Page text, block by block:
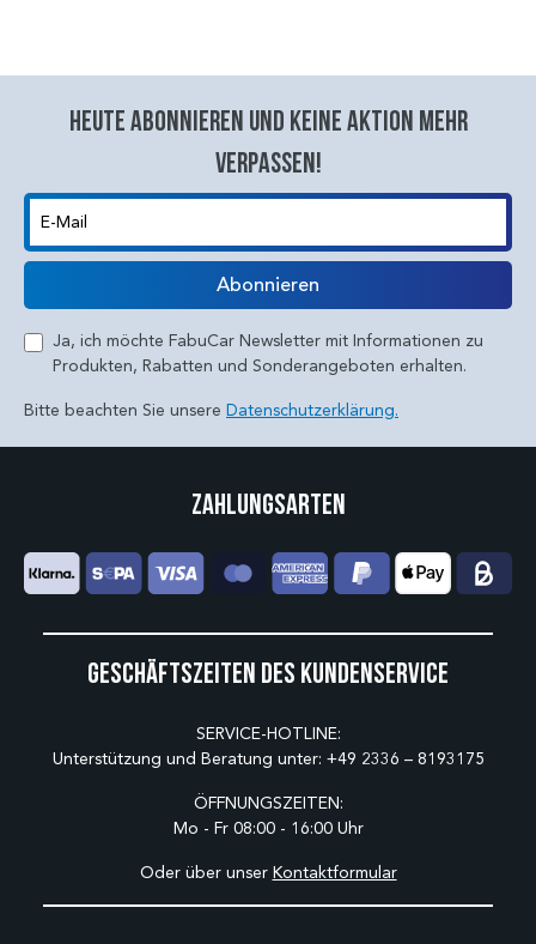
Heute abonnieren und keine aktion mehr
verpassen!
E-Mail
Abonnieren
Ja, ich möchte FabuCar Newsletter mit Informationen zu
Produkten, Rabatten und Sonderangeboten erhalten.
Bitte beachten Sie unsere Datenschutzerklärung.
Geschäftszeiten des Kundenservice
SERVICE-HOTLINE:
Unterstützung und Beratung unter: +49 2336 – 8193175
ÖFFNUNGSZEITEN:
Mo - Fr 08:00 - 16:00 Uhr
Oder über unser Kontaktformular
Zahlungsarten